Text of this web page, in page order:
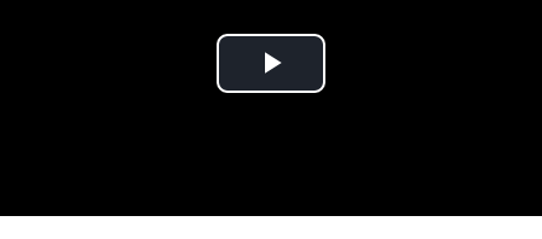
Play Video